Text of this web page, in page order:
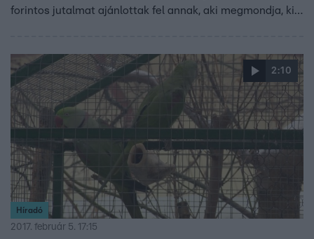
forintos jutalmat ajánlottak fel annak, aki megmondja, ki
2:10
Híradó
2017. február 5. 17:15